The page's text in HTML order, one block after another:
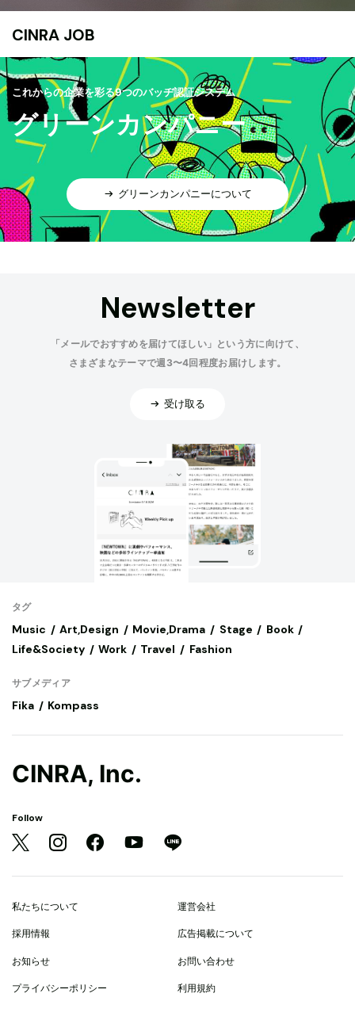
CINRA JOB
これからの企業を彩る9つのバッヂ認証システム
グリーンカンパニー
グリーンカンパニーについて
Newsletter
「メールでおすすめを届けてほしい」という方に向けて、
さまざまなテーマで週3〜4回程度お届けします。
受け取る
タグ
Music Art,Design Movie,Drama Stage
Book
Life&Society
Work Travel Fashion
サブメディア
Fika Kompass
CINRA, Inc.
Follow
私たちについて 運営会社
採用情報 広告掲載について
お知らせ お問い合わせ
プライバシーポリシー 利用規約